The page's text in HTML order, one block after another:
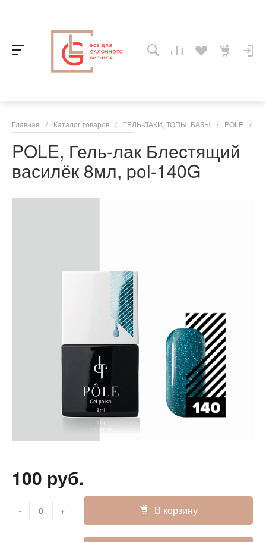
Главная / Каталог товаров / ГЕЛЬ-ЛАКИ, ТОПЫ, БАЗЫ / POLE /
POLE, Гель-лак Блестящий
василёк 8мл, pol-140G
100 руб.
- + В корзину